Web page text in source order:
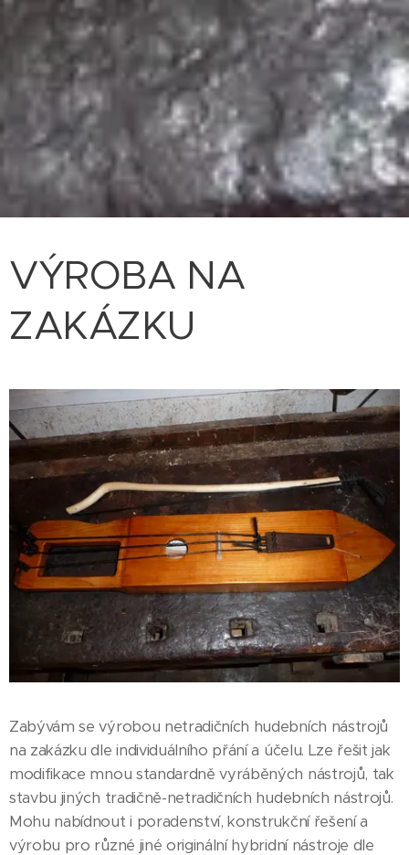
VÝROBA NA
ZAKÁZKU
Zabývám se výrobou netradičních hudebních nástrojů
na zakázku dle individuálního přání a účelu. Lze řešit jak
modifikace mnou standardně vyráběných nástrojů, tak
stavbu jiných tradičně-netradičních hudebních nástrojů.
Mohu nabídnout i poradenství, konstrukční řešení a
výrobu pro různé jiné originální hybridní nástroje dle